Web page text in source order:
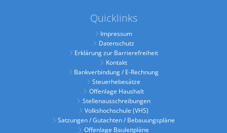
Quicklinks
Impressum
Datenschutz
Erklärung zur Barrierefreiheit
Kontakt
Bankverbindung / E-Rechnung
Steuerhebesätze
Offenlage Haushalt
Stellenausschreibungen
Volkshochschule (VHS)
Satzungen / Gutachten / Bebauungspläne
Offenlage Bauleitpläne